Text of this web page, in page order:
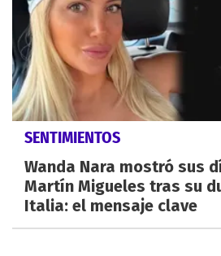
SENTIMIENTOS
Wanda Nara mostró sus
Martín Migueles tras su
Italia: el mensaje clave